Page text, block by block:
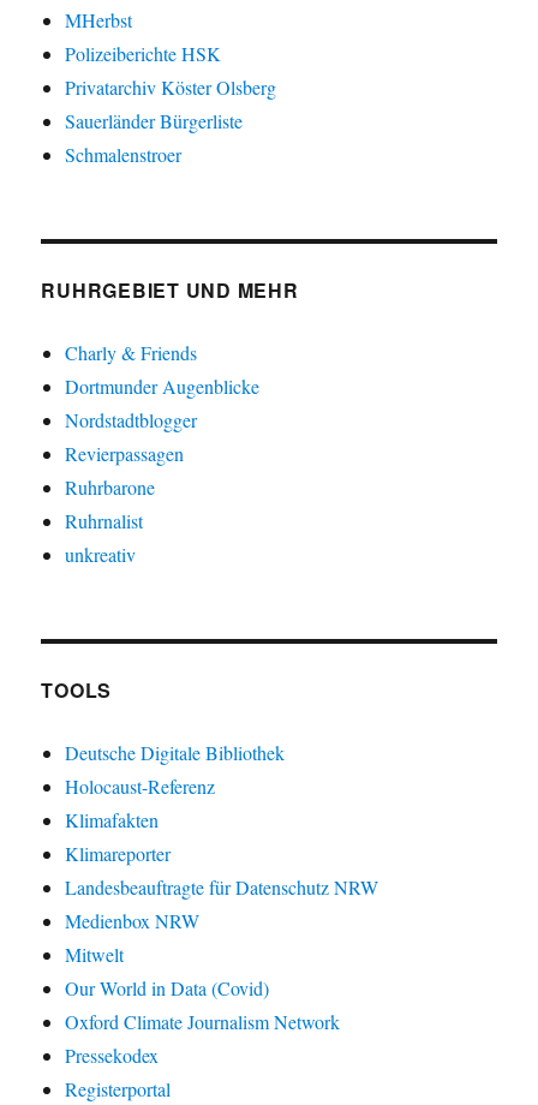
MHerbst
Polizeiberichte HSK
Privatarchiv Köster Olsberg
Sauerländer Bürgerliste
Schmalenstroer
RUHRGEBIET UND MEHR
Charly & Friends
Dortmunder Augenblicke
Nordstadtblogger
Revierpassagen
Ruhrbarone
Ruhrnalist
unkreativ
TOOLS
Deutsche Digitale Bibliothek
Holocaust-Referenz
Klimafakten
Klimareporter
Landesbeauftragte für Datenschutz NRW
Medienbox NRW
Mitwelt
Our World in Data (Covid)
Oxford Climate Journalism Network
Pressekodex
Registerportal